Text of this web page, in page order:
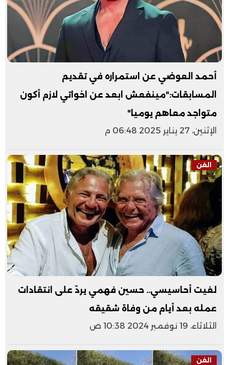
أحمد العوضي عن استمراره في تقديم
المسابقات:"مينفعش ابعد عن اخواتي لازم أكون
متواجد معاهم يوميا"
الإثنين، 27 يناير 2025 06:48 م
الفن
لغيت أحاسيسي.. حسين فهمي يردّ على انتقادات
عمله بعد أيام من وفاة شقيقه
الثلاثاء، 19 نوفمبر 2024 10:38 ص
الفن